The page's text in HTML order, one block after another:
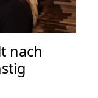
nach